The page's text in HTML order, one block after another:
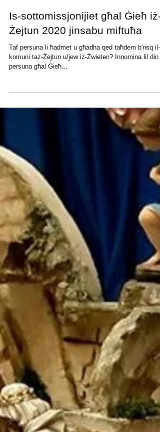
Taf persuna li ħadmet u għadha qed taħdem b'risq il-
komuni taż-Żejtun u/jew iż-Żwieten? Innomina lil din